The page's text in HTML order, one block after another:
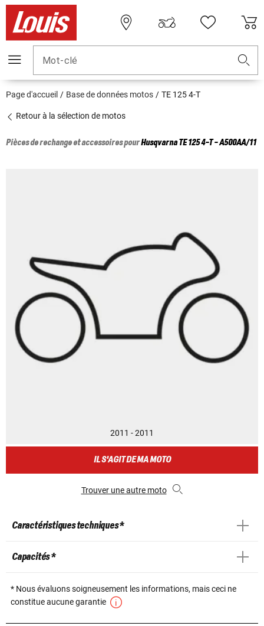
Mot-clé
Page d'accueil Base de données motos TE 125 4-T
Retour à la sélection de motos
Pièces de rechange et accessoires pourHusqvarnaTE 125 4-T - A500AA/11
2011 - 2011
IL S'AGIT DE MA MOTO
Trouver une autre moto
Caractéristiques techniques *
Capacités *
* Nous évaluons soigneusement les informations, mais ceci ne
constitue aucune garantie